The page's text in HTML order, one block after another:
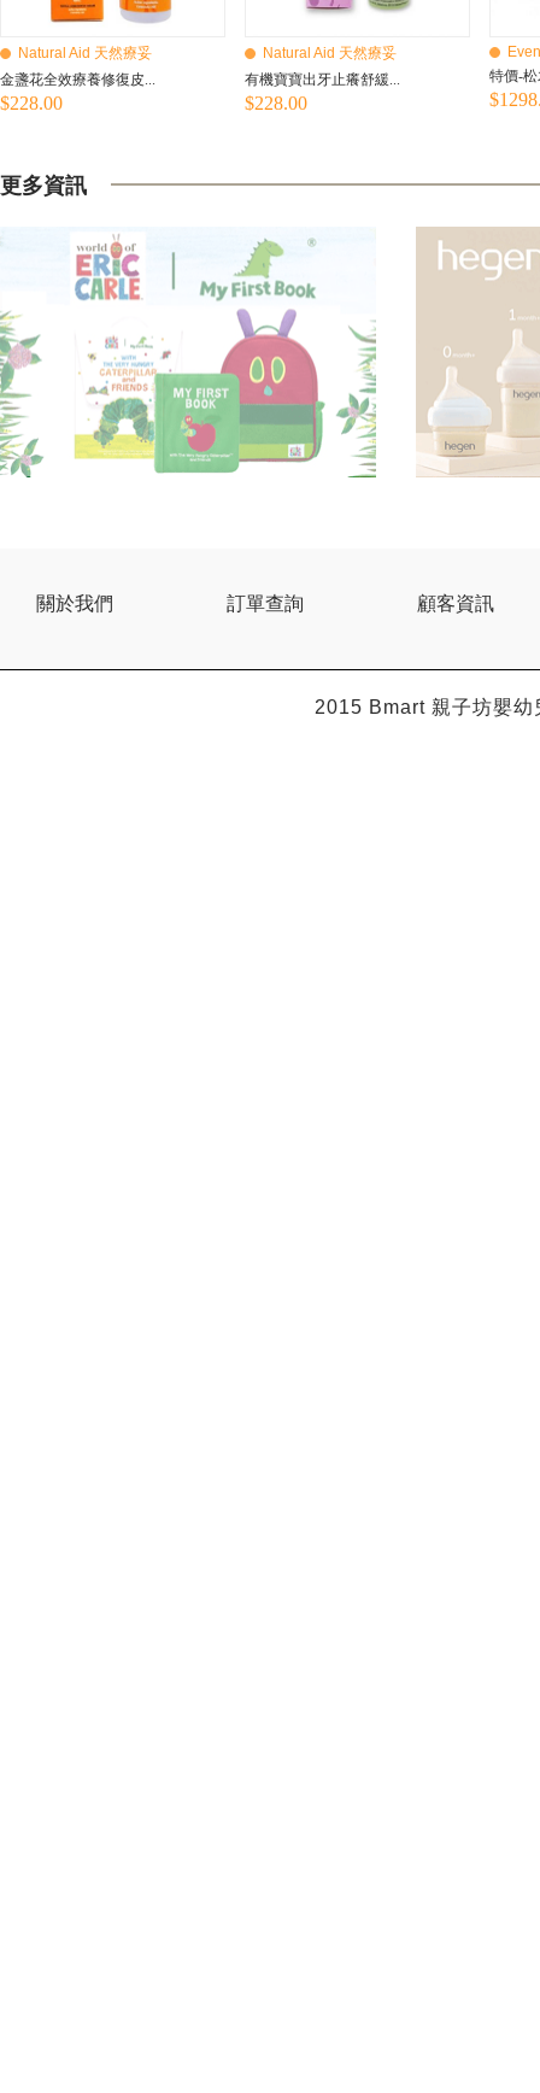
Natural Aid 天然療妥
金盞花全效療養修復皮...
$228.00
Natural Aid 天然療妥
有機寶寶出牙止癢舒緩...
$228.00
特價-
更多資訊
關於我們 訂單查詢 顧客資訊
2015 Bmart親子坊嬰幼